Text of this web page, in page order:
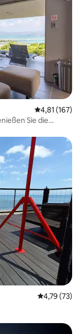
4,81 (167)
Sie die
4,79 (73)